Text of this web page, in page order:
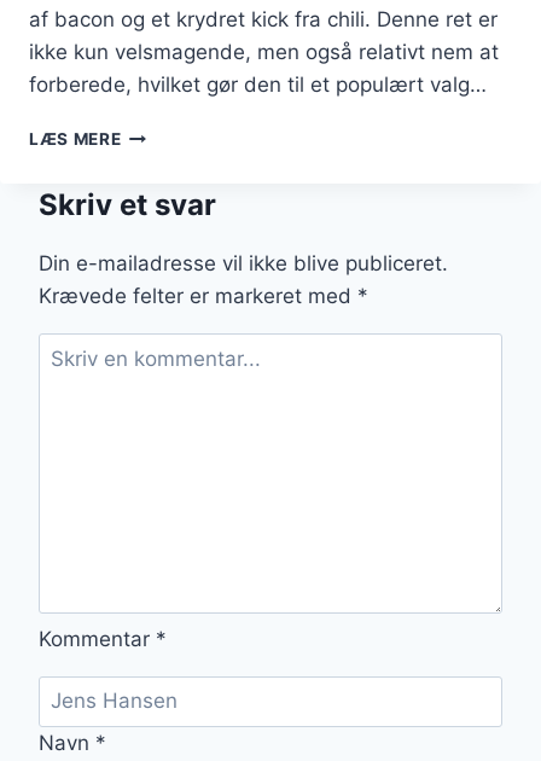
af bacon og et krydret kick fra chili. Denne ret er
ikke kun velsmagende, men også relativt nem at
forberede, hvilket gør den til et populært valg…
LÆS MEREKYLLINGELÅR
MED
OG
CHILI
Skriv et svar
Din e-mailadresse vil ikke blive publiceret.
Krævede felter er markeret med *
Kommentar *
Navn *